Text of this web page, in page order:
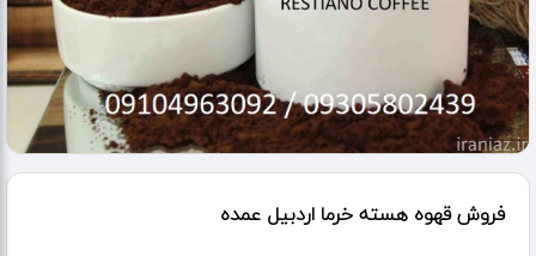
فروش قهوه هسته خرما اردبیل عمده